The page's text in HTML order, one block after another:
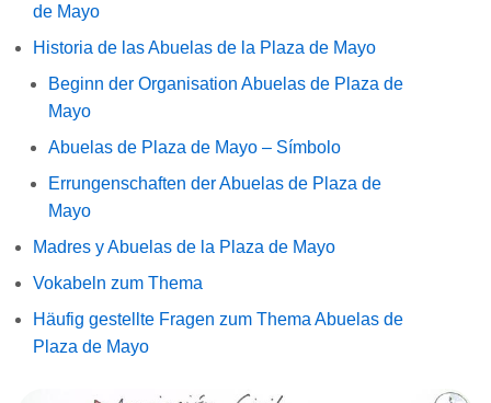
de Mayo
Historia de las Abuelas de la Plaza de Mayo
Beginn der Organisation Abuelas de Plaza de
Mayo
Abuelas de Plaza de Mayo – Símbolo
Errungenschaften der Abuelas de Plaza de
Mayo
Madres y Abuelas de la Plaza de Mayo
Vokabeln zum Thema
Häufig gestellte Fragen zum Thema Abuelas de
Plaza de Mayo